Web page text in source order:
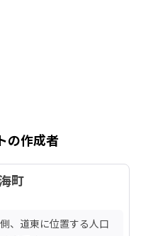
の作成者
町
、道東に位置する人口